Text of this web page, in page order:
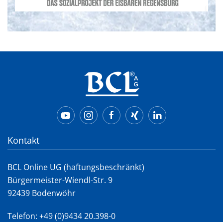
Kontakt
BCL Online UG (haftungsbeschränkt)
Bürgermeister-Wiendl-Str. 9
92439 Bodenwöhr
Telefon: +49 (0)9434 20.398-0